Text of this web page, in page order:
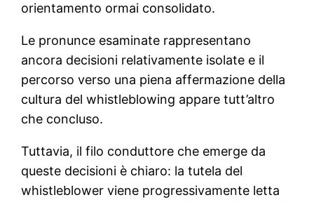
orientamento ormai consolidato.
Le pronunce esaminate rappresentano
ancora decisioni relativamente isolate e il
percorso verso una piena affermazione della
cultura del whistleblowing appare tutt’altro
che concluso.
Tuttavia, il filo conduttore che emerge da
queste decisioni è chiaro: la tutela del
whistleblower viene progressivamente letta